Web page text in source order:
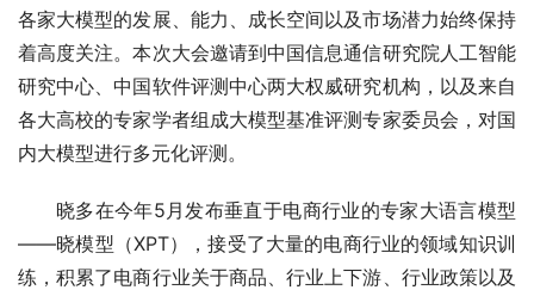
各家大模型的发展、能力、成长空间以及市场潜力始终保持
着高度关注。本次大会邀请到中国信息通信研究院人工智能
研究中心、中国软件评测中心两大权威研究机构，以及来自
各大高校的专家学者组成大模型基准评测专家委员会，对国
内大模型进行多元化评测。
晓多在今年5月发布垂直于电商行业的专家大语言模型
——晓模型（XPT），接受了大量的电商行业的领域知识训
练，积累了电商行业关于商品、行业上下游、行业政策以及